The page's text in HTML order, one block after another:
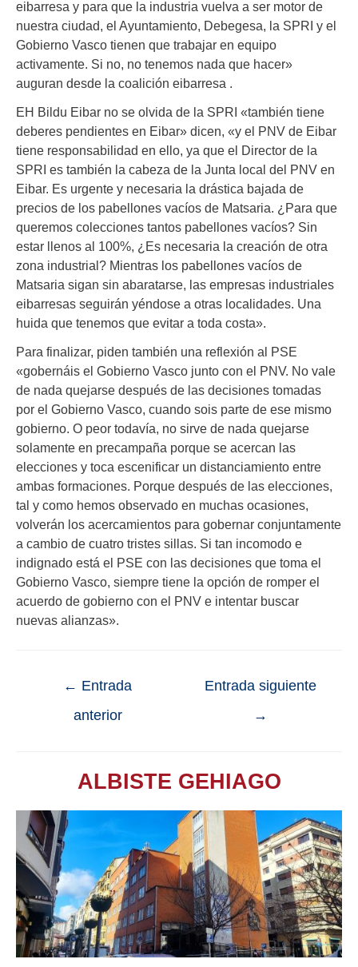
eibarresa y para que la industria vuelva a ser motor de
nuestra ciudad, el Ayuntamiento, Debegesa, la SPRI y el
Gobierno Vasco tienen que trabajar en equipo
activamente. Si no, no tenemos nada que hacer»
auguran desde la coalición eibarresa .
EH Bildu Eibar no se olvida de la SPRI «también tiene
deberes pendientes en Eibar» dicen, «y el PNV de Eibar
tiene responsabilidad en ello, ya que el Director de la
SPRI es también la cabeza de la Junta local del PNV en
Eibar. Es urgente y necesaria la drástica bajada de
precios de los pabellones vacíos de Matsaria. ¿Para que
queremos colecciones tantos pabellones vacíos? Sin
estar llenos al 100%, ¿Es necesaria la creación de otra
zona industrial? Mientras los pabellones vacíos de
Matsaria sigan sin abaratarse, las empresas industriales
eibarresas seguirán yéndose a otras localidades. Una
huida que tenemos que evitar a toda costa».
Para finalizar, piden también una reflexión al PSE
«gobernáis el Gobierno Vasco junto con el PNV. No vale
de nada quejarse después de las decisiones tomadas
por el Gobierno Vasco, cuando sois parte de ese mismo
gobierno. O peor todavía, no sirve de nada quejarse
solamente en precampaña porque se acercan las
elecciones y toca escenificar un distanciamiento entre
ambas formaciones. Porque después de las elecciones,
tal y como hemos observado en muchas ocasiones,
volverán los acercamientos para gobernar conjuntamente
a cambio de cuatro tristes sillas. Si tan incomodo e
indignado está el PSE con las decisiones que toma el
Gobierno Vasco, siempre tiene la opción de romper el
acuerdo de gobierno con el PNV e intentar buscar
nuevas alianzas».
← Entrada
anterior
Entrada siguiente
→
ALBISTE GEHIAGO